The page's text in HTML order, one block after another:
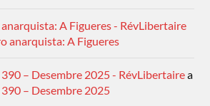
A Figueres - RévLibertaire
anarquista: A Figueres
– Desembre 2025 - RévLibertairea
– Desembre 2025